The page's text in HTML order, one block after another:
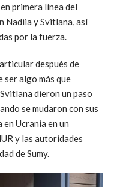
primera línea del
Nadiia y Svitlana, así
por la fuerza.
después de
ser algo más que
dieron un paso
se mudaron con sus
Ucrania en un
y las autoridades
de Sumy.